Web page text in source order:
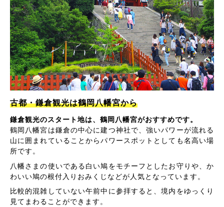
古都・鎌倉観光は鶴岡八幡宮から
鎌倉観光のスタート地は、鶴岡八幡宮がおすすめです。
鶴岡八幡宮は鎌倉の中心に建つ神社で、強いパワーが流れる
山に囲まれていることからパワースポットとしても名高い場
所です。
八幡さまの使いである白い鳩をモチーフとしたお守りや、か
わいい鳩の根付入りおみくじなどが人気となっています。
比較的混雑していない午前中に参拝すると、境内をゆっくり
見てまわることができます。